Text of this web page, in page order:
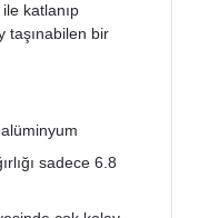
katlanıp
taşınabilen bir
sadece 6.8